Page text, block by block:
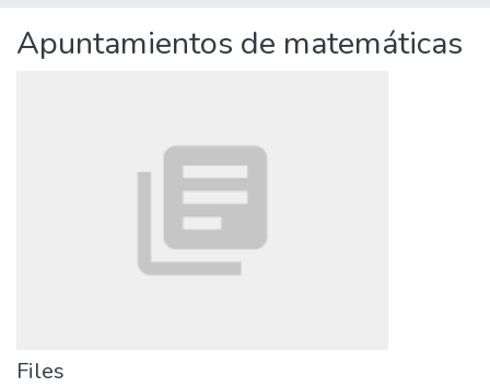
Apuntamientos de matemáticas
Files